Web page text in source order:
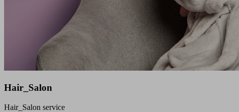
Hair_Salon
Hair_Salon service